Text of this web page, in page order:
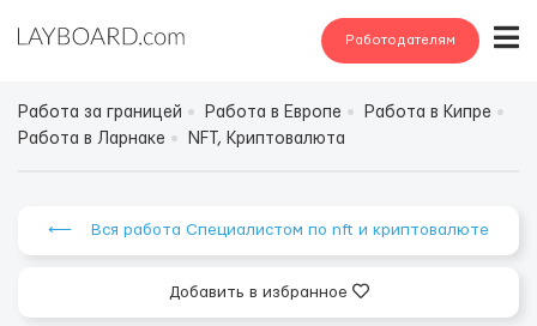
Работодателям
Работа за границей Работа в Европе
Работа в Кипре
Работа в Ларнаке
NFT, Криптовалюта
⟵ Вся работа Специалистом по nft и криптовалюте
Добавить в избранное